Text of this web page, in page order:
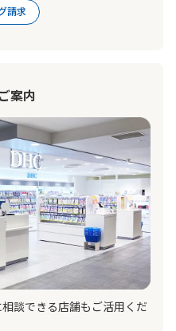
請求
案内
談できる店舗もご活用くだ